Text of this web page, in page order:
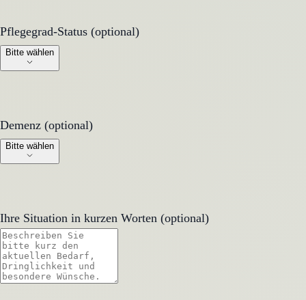
Pflegegrad-Status (optional)
Pflegegrad-Status (optional)
Bitte wählen
Demenz (optional)
Demenz (optional)
Bitte wählen
Ihre Situation in kurzen Worten (optional)